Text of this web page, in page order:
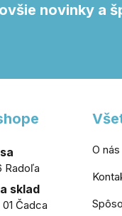
novinky a
Radoľa
sklad
Čadca
O nás